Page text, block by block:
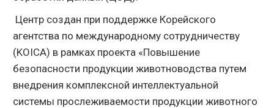
Центр создан при поддержке Корейского
агентства по международному сотрудничеству
(KOICA) в рамках проекта «Повышение
безопасности продукции животноводства путем
внедрения комплексной интеллектуальной
системы прослеживаемости продукции животного